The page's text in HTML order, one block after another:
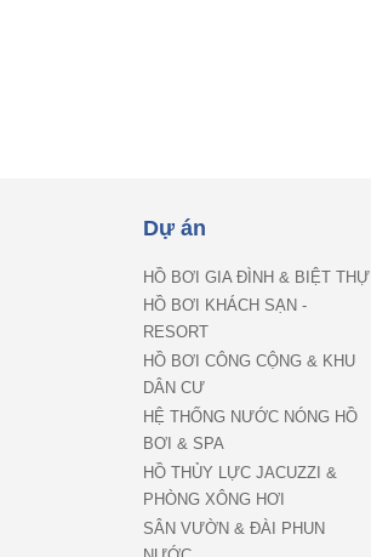
Dự án
HỒ BƠI GIA ĐÌNH & BIỆT THỰ
HỒ BƠI KHÁCH SẠN -
RESORT
HỒ BƠI CÔNG CỘNG & KHU
DÂN CƯ
HỆ THỐNG NƯỚC NÓNG HỒ
BƠI & SPA
HỒ THỦY LỰC JACUZZI &
PHÒNG XÔNG HƠI
SÂN VƯỜN & ĐÀI PHUN